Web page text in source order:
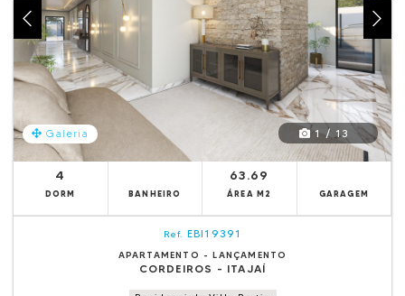
Galeria 1 / 13
4
DORM BANHEIRO
63.69
ÁREA M2 GARAGEM
Ref. EBI19391
APARTAMENTO - LANÇAMENTO
CORDEIROS - ITAJAÍ